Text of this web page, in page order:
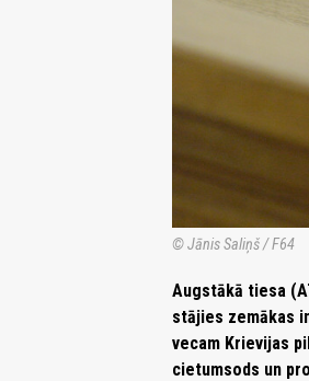
© Jānis Saliņš / F64
Augstākā tiesa
stājies zemākas
vecam Krievijas
cietumsods un